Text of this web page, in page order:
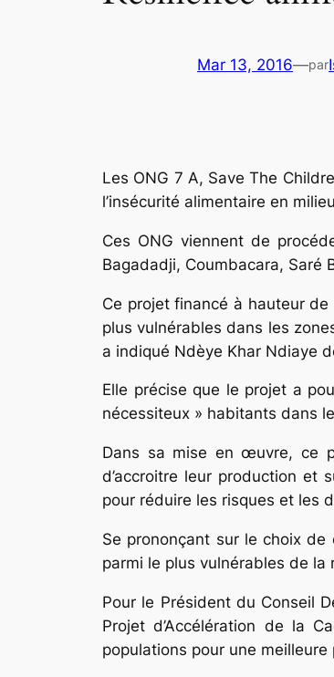
Mar 13, 2016—par
Les ONG 7 A, Save The
l’insécurité alimentaire en
Ces ONG viennent de
Bagadadji, Coumbacara, Saré
Ce projet financé à hauteur
plus vulnérables dans les
a indiqué Ndèye Khar Ndiaye
Elle précise que le projet a
nécessiteux » habitants dans
Dans sa mise en œuvre, ce
d’accroitre leur production et
pour réduire les risques et les
Se prononçant sur le choix de
parmi le plus vulnérables de la
Pour le Président du Conseil
Projet d’Accélération de la
populations pour une meilleure